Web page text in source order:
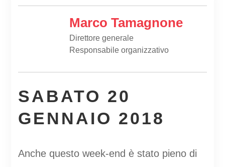
Marco Tamagnone
Direttore generale
Responsabile organizzativo
SABATO 20
GENNAIO 2018
Anche questo week-end è stato pieno di